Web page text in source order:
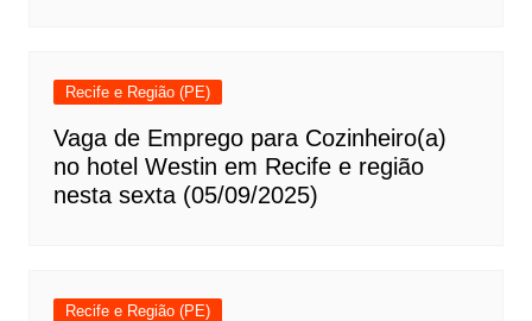
Recife e Região (PE)
Vaga de Emprego para Cozinheiro(a)
no hotel Westin em Recife e região
nesta sexta (05/09/2025)
Recife e Região (PE)